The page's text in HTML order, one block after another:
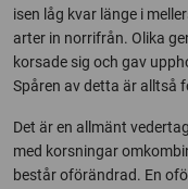
isen låg kvar länge i
arter in norrifrån. Olika
korsade sig och gav
Spåren av detta är alltså
Det är en allmänt
med korsningar
består oförändrad. En